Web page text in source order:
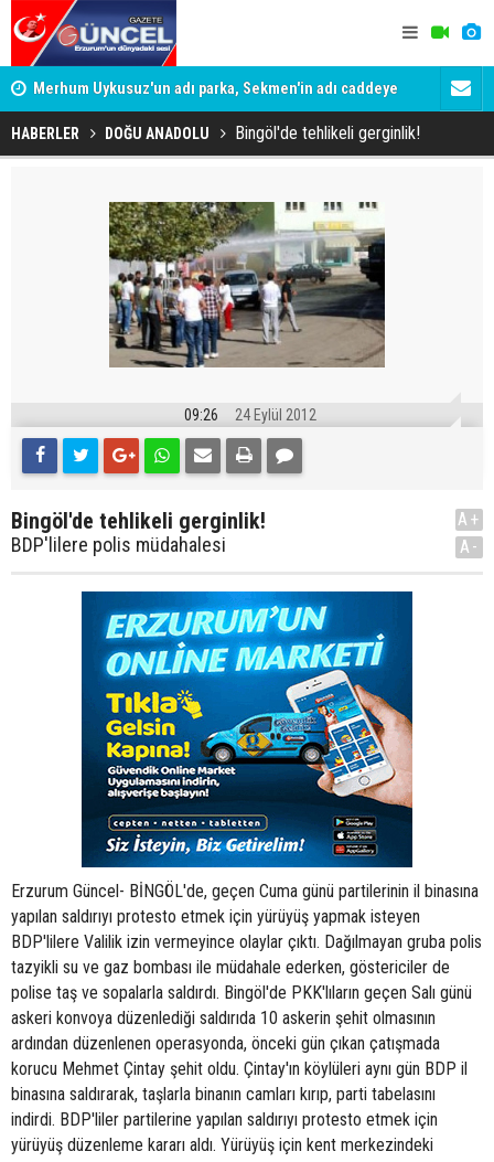
Merhum Uykusuz'un adı parka, Sekmen'in adı caddeye
verildi Gözaltına
HABERLER DOĞU ANADOLU Bingöl'de tehlikeli gerginlik!
09:26 24 Eylül 2012
Bingöl'de tehlikeli gerginlik!
BDP'lilere polis müdahalesi
A+
A-
Erzurum Güncel- BİNGÖL'de, geçen Cuma günü partilerinin il binasına
yapılan saldırıyı protesto etmek için yürüyüş yapmak isteyen
BDP'lilere Valilik izin vermeyince olaylar çıktı. Dağılmayan gruba polis
tazyikli su ve gaz bombası ile müdahale ederken, göstericiler de
polise taş ve sopalarla saldırdı. Bingöl'de PKK'lıların geçen Salı günü
askeri konvoya düzenlediği saldırıda 10 askerin şehit olmasının
ardından düzenlenen operasyonda, önceki gün çıkan çatışmada
korucu Mehmet Çintay şehit oldu. Çintay'ın köylüleri aynı gün BDP il
binasına saldırarak, taşlarla binanın camları kırıp, parti tabelasını
indirdi. BDP'liler partilerine yapılan saldırıyı protesto etmek için
yürüyüş düzenleme kararı aldı. Yürüyüş için kent merkezindeki